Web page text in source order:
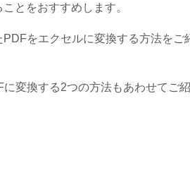
とをおすすめします。
をエクセルに変換する方法をご
変換する2つの方法もあわせてご